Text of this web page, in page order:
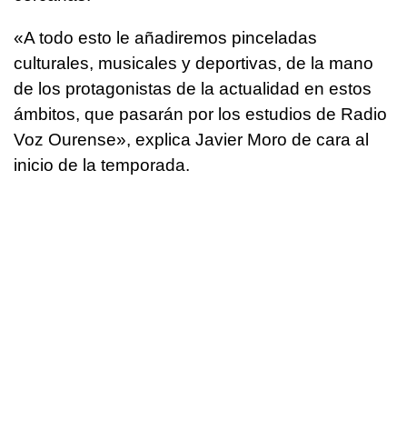
«A todo esto le añadiremos pinceladas
culturales, musicales y deportivas, de la mano
de los protagonistas de la actualidad en estos
ámbitos, que pasarán por los estudios de Radio
Voz Ourense», explica Javier Moro de cara al
inicio de la temporada.